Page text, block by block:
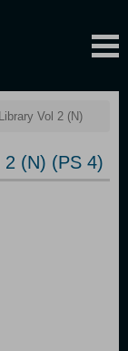
Vol 2 (N)
2 (N) (PS 4)